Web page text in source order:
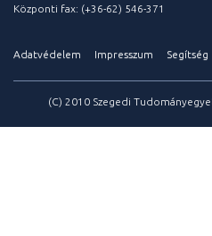
Központi fax: (+36-62) 546-371
Adatvédelem Impresszum Segítség
(C) 2010 Szegedi